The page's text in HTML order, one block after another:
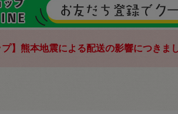
プ】熊本地震による配送の影響につきま